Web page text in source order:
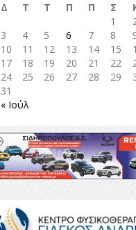
Δ
Τ Τ Π Π Σ
1
3
4 5 6 7 8
10
11 12 13 14 15
17
18 19 20 21 22
24
25 26 27 28 29
31
« Ιούλ